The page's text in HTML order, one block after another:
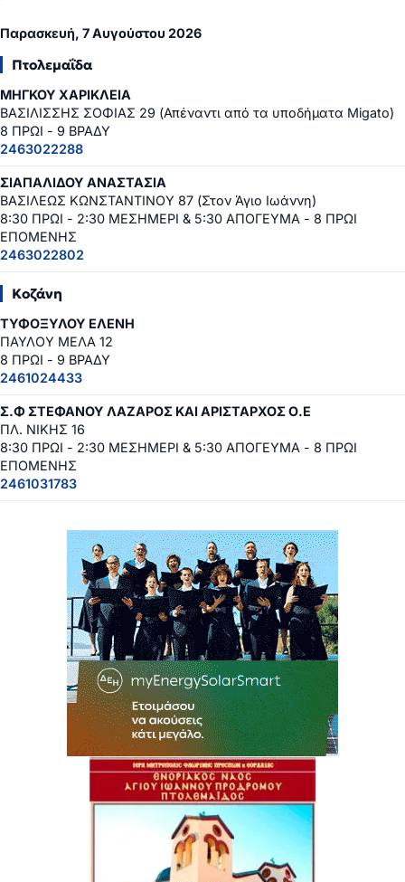
Παρασκευή, 7 Αυγούστου 2026
Πτολεμαΐδα
ΜΗΓΚΟΥ ΧΑΡΙΚΛΕΙΑ
ΒΑΣΙΛΙΣΣΗΣ ΣΟΦΙΑΣ 29 (Απέναντι από τα υποδήματα Migato)
8 ΠΡΩΙ - 9 ΒΡΑΔΥ
2463022288
ΣΙΑΠΑΛΙΔΟΥ ΑΝΑΣΤΑΣΙΑ
ΒΑΣΙΛΕΩΣ ΚΩΝΣΤΑΝΤΙΝΟΥ 87 (Στον Άγιο Ιωάννη)
8:30 ΠΡΩΙ - 2:30 ΜΕΣΗΜΕΡΙ & 5:30 ΑΠΟΓΕΥΜΑ - 8 ΠΡΩΙ
ΕΠΟΜΕΝΗΣ
2463022802
Κοζάνη
ΤΥΦΟΞΥΛΟΥ ΕΛΕΝΗ
ΠΑΥΛΟΥ ΜΕΛΑ 12
8 ΠΡΩΙ - 9 ΒΡΑΔΥ
2461024433
Σ.Φ ΣΤΕΦΑΝΟΥ ΛΑΖΑΡΟΣ ΚΑΙ ΑΡΙΣΤΑΡΧΟΣ Ο.Ε
ΠΛ. ΝΙΚΗΣ 16
8:30 ΠΡΩΙ - 2:30 ΜΕΣΗΜΕΡΙ & 5:30 ΑΠΟΓΕΥΜΑ - 8 ΠΡΩΙ
ΕΠΟΜΕΝΗΣ
2461031783